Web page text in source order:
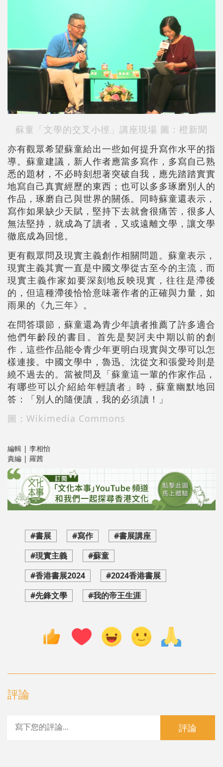
蘇童「文學的交叉小徑」講座現場 圖：橙新聞
亦有觀眾希望蘇童給出一些如何提升寫作水平的指
導。蘇童建議，新人作者應當多寫作，多寫自己熟
悉的題材，不必時刻想著突破自我，應先踏踏實實
地寫自己真實經歷的東西；也可以多多琢磨別人的
作品，琢磨自己與世界的關係。同時蘇童還表示，
寫作如果缺少天賦，堅持下去就會很痛苦，很多人
無法堅持，就成為了讀者，又或遠離文學，讓文學
徹底成為回憶。
更有觀眾問及現實主義創作相關問題。蘇童表示，
現實主義其實一直是中國文學從古至今的主流，而
現實主義作家如要深刻地反映現實，往往是滯後
的，但這種滯後恰恰意味著作者的正確與力量，如
雨果的《九三年》。
在問答環節，蘇童還為青少年讀者推薦了許多適合
他們年齡段的書目。首先是契訶夫中期以前的創
作，這些作品能令青少年更明白現實與文學可以怎
樣連接。中國文學中，魯迅、沈從文和張愛玲則是
繞不過去的。當被問及「蘇童這一輩的作家作品，
有哪些可以介紹給年輕讀者」時，蘇童幽默地回
答：「別人的隨便讀，我的必須讀！」
圖：Wikimedia Commons
編輯 | 李相怡
責編 | 羅茜
#書展 #寫作
#書展講座
#現實主義
#蘇童
#香港書展2024
#2024香港書展
#先鋒文學
#我的帝王生涯
評論
評論